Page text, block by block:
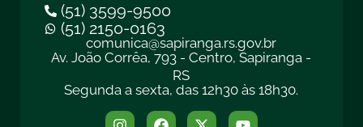
(51) 3599-9500
(51) 2150-0163
comunica@sapiranga.rs.gov.br
Av. João Corrêa, 793 - Centro, Sapiranga -
RS
Segunda a sexta, das 12h30 às 18h30.